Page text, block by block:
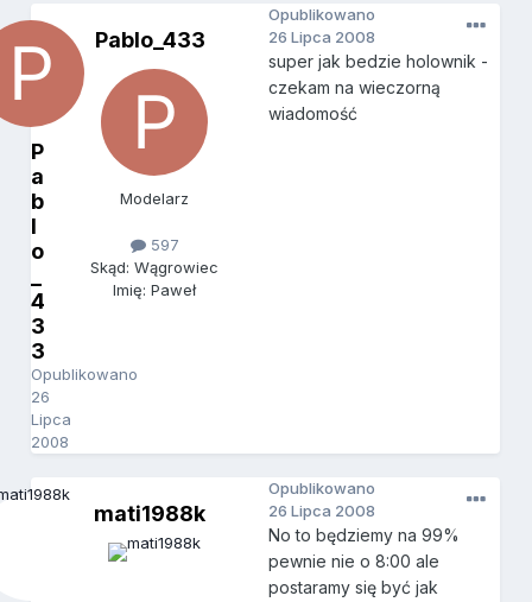
P
a
b
l
o
4
3
3
Opublikowano
26
Lipca
2008
Pablo_433
Modelarz
597
Skąd: Wągrowiec
Imię: Paweł
Opublikowano
26 Lipca 2008
super jak bedzie holownik -
czekam na wieczorną
wiadomość
mati1988k
Opublikowano
26 Lipca 2008
No to będziemy na 99%
pewnie nie o 8:00 ale
postaramy się być jak